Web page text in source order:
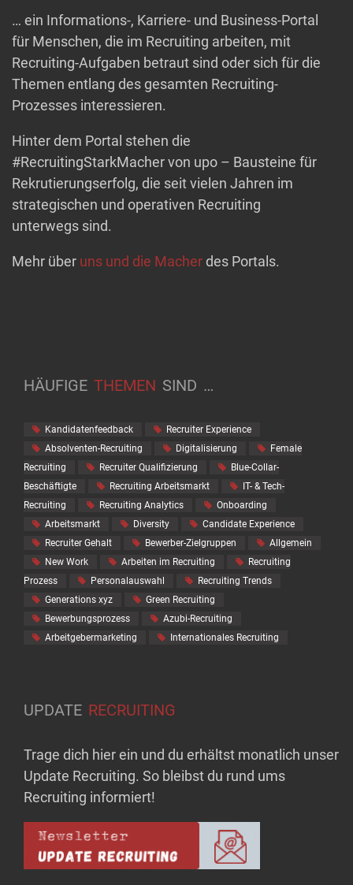
… ein Informations-, Karriere- und Business-Portal
für Menschen, die im Recruiting arbeiten, mit
Recruiting-Aufgaben betraut sind oder sich für die
Themen entlang des gesamten Recruiting-
Prozesses interessieren.
Hinter dem Portal stehen die
#RecruitingStarkMacher von upo – Bausteine für
Rekrutierungserfolg, die seit vielen Jahren im
strategischen und operativen Recruiting
unterwegs sind.
Mehr über uns und die Macherdes Portals.
HÄUFIGE THEMEN SIND …
Kandidatenfeedback
Recruiter Experience
Absolventen-Recruiting
Digitalisierung
Female
Recruiting
Recruiter Qualifizierung
Blue-Collar-
Beschäftigte
Recruiting Arbeitsmarkt
IT- & Tech-
Recruiting
Recruiting Analytics
Onboarding
Arbeitsmarkt
Diversity
Candidate Experience
Recruiter Gehalt
Bewerber-Zielgruppen
Allgemein
New Work
Arbeiten im Recruiting
Recruiting
Prozess
Personalauswahl
Recruiting Trends
Generations xyz
Green Recruiting
Bewerbungsprozess
Azubi-Recruiting
Arbeitgebermarketing
Internationales Recruiting
UPDATE RECRUITING
Trage dich hier ein und du erhältst monatlich unser
Update Recruiting. So bleibst du rund ums
Recruiting informiert!